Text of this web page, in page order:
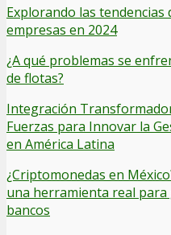
Explorando las tendencias
empresas en 2024
¿A qué problemas se
de flotas?
Integración
Fuerzas para Innovar la
en América Latina
¿Criptomonedas en
una herramienta real
bancos